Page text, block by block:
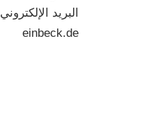
البريد
الإلكتروني
einbeck.de